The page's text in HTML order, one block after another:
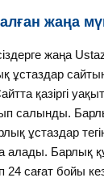
жаңа
жаңа
ұстаздар
қазіргі
салынды.
ұстаздар
Барлық
24 сағат бойы